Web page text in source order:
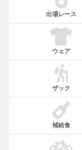
出場レース
ウェア
ザック
補給食